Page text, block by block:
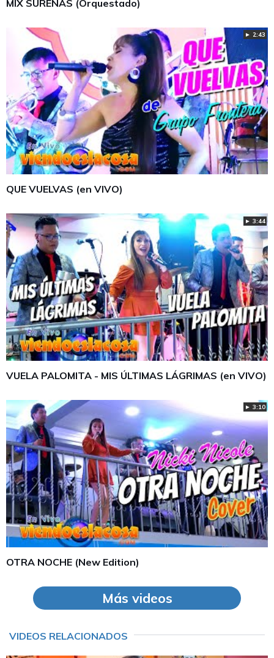
MIX SUREÑAS (Orquestado)
► 2:43
QUE VUELVAS (en VIVO)
► 3:44
VUELA PALOMITA - MIS ÚLTIMAS LÁGRIMAS (en VIVO)
► 3:10
OTRA NOCHE (New Edition)
Más videos
VIDEOS RELACIONADOS